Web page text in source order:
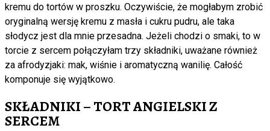
kremu do tortów w proszku. Oczywiście, że mogłabym zrobić
oryginalną wersję kremu z masła i cukru pudru, ale taka
słodycz jest dla mnie przesadna. Jeżeli chodzi o smaki, to w
torcie z sercem połączyłam trzy składniki, uważane również
za afrodyzjaki: mak, wiśnie i aromatyczną wanilię. Całość
komponuje się wyjątkowo.
SKŁADNIKI – TORT ANGIELSKI Z
SERCEM